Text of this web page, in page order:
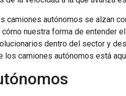
camiones autónomos se alzan
nuestra forma de entender
dentro del sector y
camiones autónomos está